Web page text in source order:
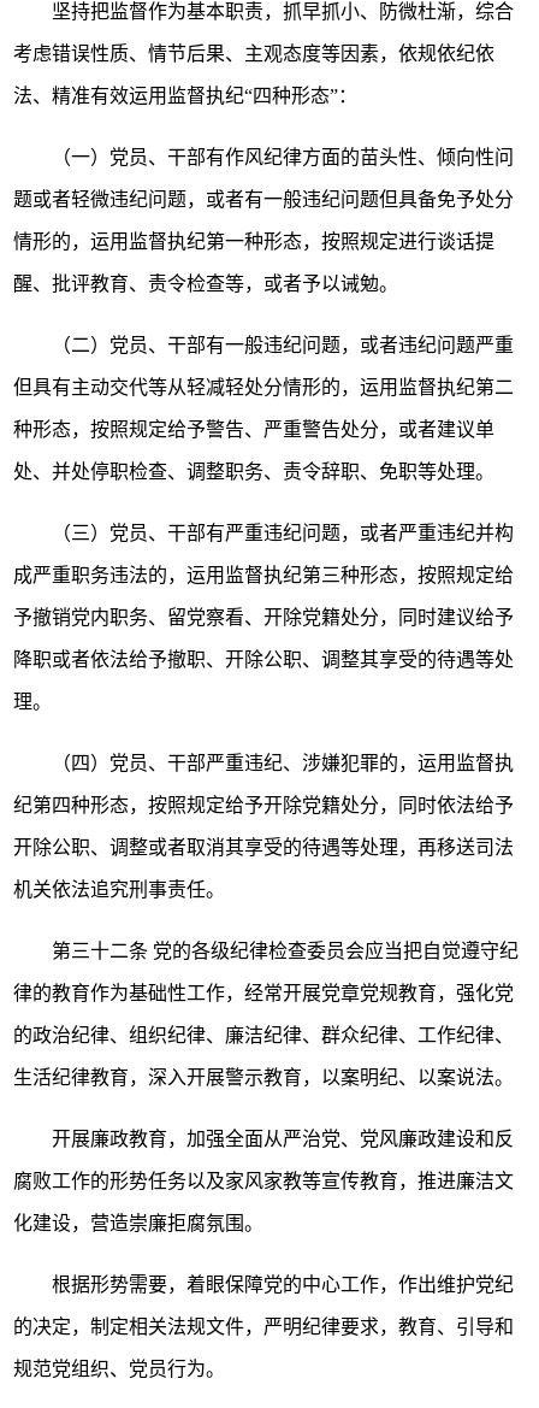
坚持把监督作为基本职责，抓早抓小、防微杜渐，综合
考虑错误性质、情节后果、主观态度等因素，依规依纪依
法、精准有效运用监督执纪“四种形态”：
（一）党员、干部有作风纪律方面的苗头性、倾向性问
题或者轻微违纪问题，或者有一般违纪问题但具备免予处分
情形的，运用监督执纪第一种形态，按照规定进行谈话提
醒、批评教育、责令检查等，或者予以诫勉。
（二）党员、干部有一般违纪问题，或者违纪问题严重
但具有主动交代等从轻减轻处分情形的，运用监督执纪第二
种形态，按照规定给予警告、严重警告处分，或者建议单
处、并处停职检查、调整职务、责令辞职、免职等处理。
（三）党员、干部有严重违纪问题，或者严重违纪并构
成严重职务违法的，运用监督执纪第三种形态，按照规定给
予撤销党内职务、留党察看、开除党籍处分，同时建议给予
降职或者依法给予撤职、开除公职、调整其享受的待遇等处
理。
（四）党员、干部严重违纪、涉嫌犯罪的，运用监督执
纪第四种形态，按照规定给予开除党籍处分，同时依法给予
开除公职、调整或者取消其享受的待遇等处理，再移送司法
机关依法追究刑事责任。
第三十二条 党的各级纪律检查委员会应当把自觉遵守纪
律的教育作为基础性工作，经常开展党章党规教育，强化党
的政治纪律、组织纪律、廉洁纪律、群众纪律、工作纪律、
生活纪律教育，深入开展警示教育，以案明纪、以案说法。
开展廉政教育，加强全面从严治党、党风廉政建设和反
腐败工作的形势任务以及家风家教等宣传教育，推进廉洁文
化建设，营造崇廉拒腐氛围。
根据形势需要，着眼保障党的中心工作，作出维护党纪
的决定，制定相关法规文件，严明纪律要求，教育、引导和
规范党组织、党员行为。